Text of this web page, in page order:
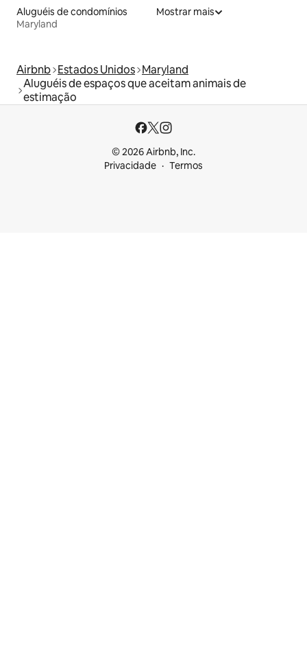
Aluguéis de condomínios
Maryland
Mostrar mais
Airbnb Estados Unidos Maryland
Aluguéis de espaços que aceitam animais de
estimação
© 2026 Airbnb, Inc.
Privacidade
Termos